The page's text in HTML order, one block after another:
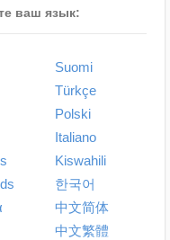
ваш язык:
Suomi
Türkçe
Polski
Italiano
Kiswahili
한국어
中文简体
中文繁體